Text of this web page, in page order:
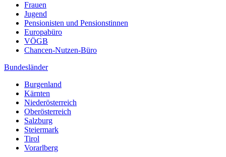
Frauen
Jugend
Pensionisten und Pensionstinnen
Europabüro
VÖGB
Chancen-Nutzen-Büro
Bundesländer
Burgenland
Kärnten
Niederösterreich
Oberösterreich
Salzburg
Steiermark
Tirol
Vorarlberg